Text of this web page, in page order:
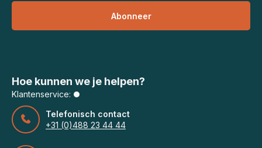
Abonneer
Hoe kunnen we je helpen?
Klantenservice:
Telefonisch contact
+31 (0)488 23 44 44